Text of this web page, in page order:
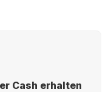
Cash erhalten